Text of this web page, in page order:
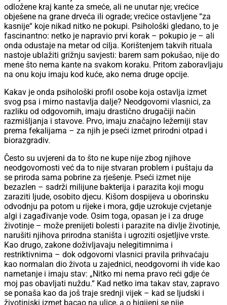
odložene kraj kante za smeće, ali ne unutar nje; vrećice
obješene na grane drveća ili ograde; vrećice ostavljene “za
kasnije“ koje nikad nitko ne pokupi. Psihološki gledano, to je
fascinantno: netko je napravio prvi korak – pokupio je – ali
onda odustaje na metar od cilja. Korištenjem takvih rituala
nastoje ublažiti grižnju savjesti: barem sam pokušao, nije do
mene što nema kante na svakom koraku. Pritom zaboravljaju
na onu koju imaju kod kuće, ako nema druge opcije.
Kakav je onda psihološki profil osobe koja ostavlja izmet
svog psa i mirno nastavlja dalje? Neodgovorni vlasnici, za
razliku od odgovornih, imaju drastično drugačiji način
razmišljanja i stavove. Prvo, imaju značajno ležerniji stav
prema fekalijama – za njih je pseći izmet prirodni otpad i
biorazgradiv.
Često su uvjereni da to što ne kupe nije zbog njihove
neodgovornosti već da to nije stvaran problem i puštaju da
se priroda sama pobrine za rješenje. Pseći izmet nije
bezazlen – sadrži milijune bakterija i parazita koji mogu
zaraziti ljude, osobito djecu. Kišom dospijeva u oborinsku
odvodnju pa potom u rijeke i mora, gdje uzrokuje cvjetanje
algi i zagađivanje vode. Osim toga, opasan je i za druge
životinje – može prenijeti bolesti i parazite na divlje životinje,
narušiti njihova prirodna staništa i ugroziti osjetljive vrste.
Kao drugo, zakone doživljavaju nelegitimnima i
restriktivnima – dok odgovorni vlasnici pravila prihvaćaju
kao normalan dio života u zajednici, neodgovorni ih vide kao
nametanje i imaju stav: „Nitko mi nema pravo reći gdje će
moj pas obavljati nuždu.“ Kad netko ima takav stav, zapravo
se ponaša kao da još traje srednji vijek – kad se ljudski i
životinjski izmet bacao na ulice, a o higijeni se nije